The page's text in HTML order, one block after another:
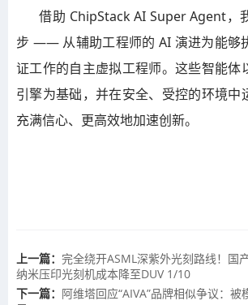
借助 ChipStack AI Super Agent，
步 —— 从辅助工程师的 AI 演进为能够
证工作的自主虚拟工程师。这些智能体
引擎为基础，并在安全、受控的环境中
充满信心、更高效地加速创新。
上一篇： 完全绕开ASML深紫外光刻路线！国
纳米压印光刻机成本降至DUV 1/10
下一篇： 阿维塔回应“AIVA”品牌相似争议：